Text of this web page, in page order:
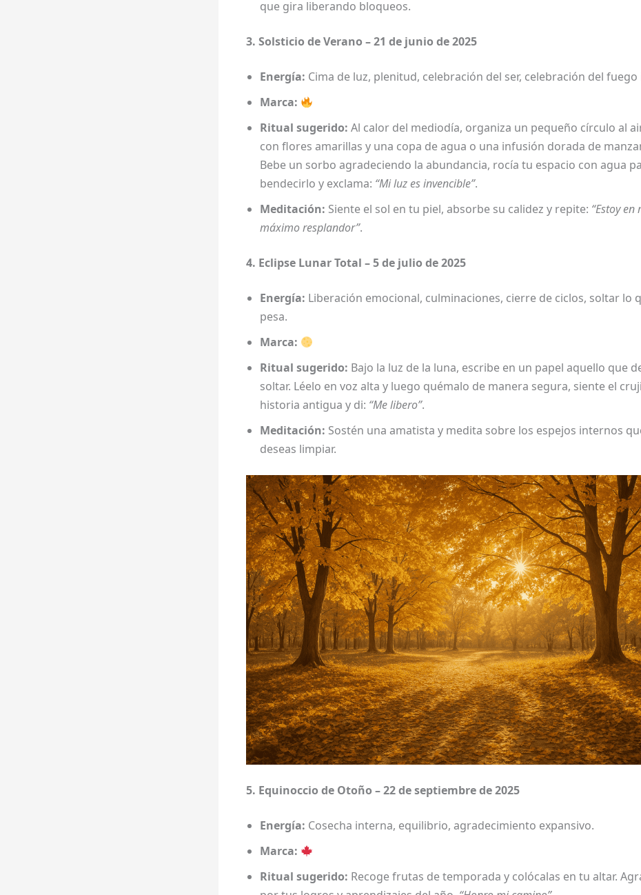
que gira liberando bloqueos.
3. Solsticio de Verano – 21 de junio de 2025
Energía: Cima de luz, plenitud, celebración del ser, celebración del
Marca:
Ritual sugerido: Al calor del mediodía, organiza un pequeño círculo al
con flores amarillas y una copa de agua o una infusión dorada de
Bebe un sorbo agradeciendo la abundancia, rocía tu espacio con agua
bendecirlo y exclama: “Mi luz es invencible”.
Meditación: Siente el sol en tu piel, absorbe su calidez y repite: “Estoy en
máximo resplandor”.
4. Eclipse Lunar Total – 5 de julio de 2025
Energía: Liberación emocional, culminaciones, cierre de ciclos, soltar lo
pesa.
Marca:
Ritual sugerido: Bajo la luz de la luna, escribe en un papel aquello que
soltar. Léelo en voz alta y luego quémalo de manera segura, siente el
historia antigua y di: “Me libero”.
Meditación: Sostén una amatista y medita sobre los espejos internos
deseas limpiar.
5. Equinoccio de Otoño – 22 de septiembre de 2025
Energía: Cosecha interna, equilibrio, agradecimiento expansivo.
Marca:
Ritual sugerido: Recoge frutas de temporada y colócalas en tu altar.